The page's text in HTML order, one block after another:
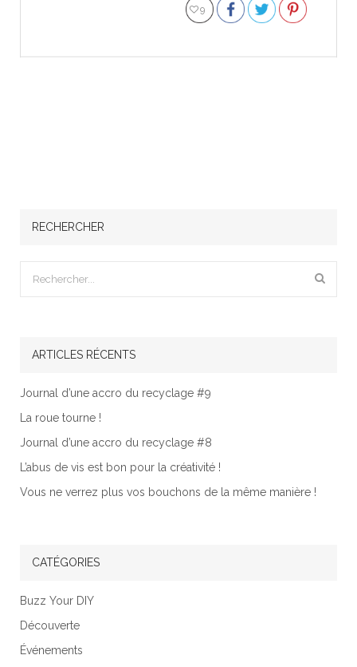
9
RECHERCHER
ARTICLES RÉCENTS
Journal d’une accro du recyclage #9
La roue tourne !
Journal d’une accro du recyclage #8
L’abus de vis est bon pour la créativité !
Vous ne verrez plus vos bouchons de la même manière !
CATÉGORIES
Buzz Your DIY
Découverte
Événements